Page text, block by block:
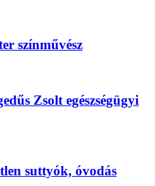
színművész
Zsolt egészségügyi
suttyók, óvodás